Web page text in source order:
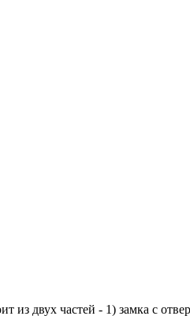
из двух частей - 1) замка с